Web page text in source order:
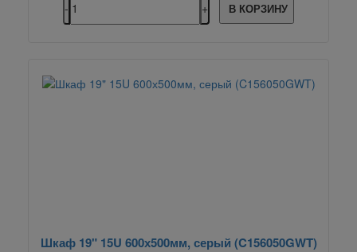
В КОРЗИНУ
Шкаф 19" 15U 600х500мм, серый (C156050GWT)